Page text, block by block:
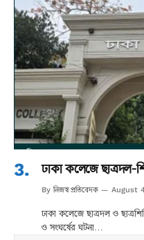
ঢাকা কলেজে ছাত্রদল-
By নিজস্ব প্রতিবেদক August
ঢাকা কলেজে ছাত্রদল ও
ও সংঘর্ষের ঘটনা…